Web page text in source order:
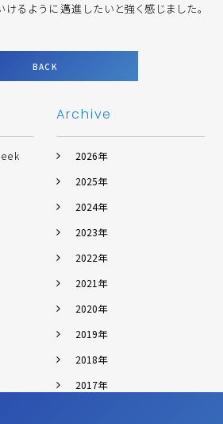
るように邁進したいと強く感じました。
BACK
Archive
2026年
2025年
2024年
2023年
2022年
2021年
2020年
2019年
2018年
2017年